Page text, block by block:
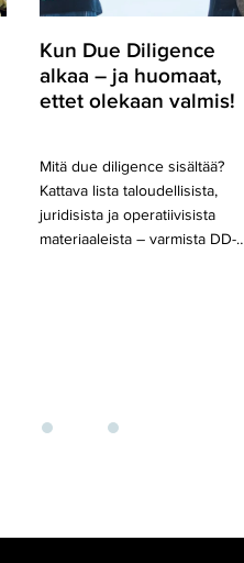
olekaan
valmis!
Kun Due Diligence
alkaa – ja huomaat,
ettet olekaan valmis!
Mitä due diligence sisältää?
Kattava lista taloudellisista,
juridisista ja operatiivisista
materiaaleista – varmista DD-